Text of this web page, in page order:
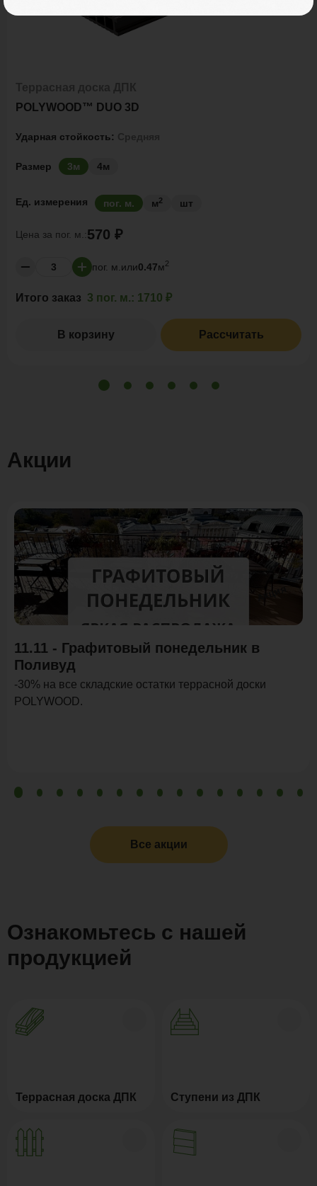
POLYWOOD™ DUO 3D
Ударная стойкость:
Размер 3м 4м
Ед. измерения пог. м. м2 шт
Цена за пог. м.:570 ₽
пог. м. или0.47м2
Итого заказ 3 пог. м.: 1710 ₽
В корзину Рассчитать
Акции
Акция
11.11 - Графитовый понедельник в
Поливуд
-30% на все складские остатки террасной доски
POLYWOOD.
Все акции
Ознакомьтесь с нашей
продукцией
Террасная доска ДПК Ступени из ДПК